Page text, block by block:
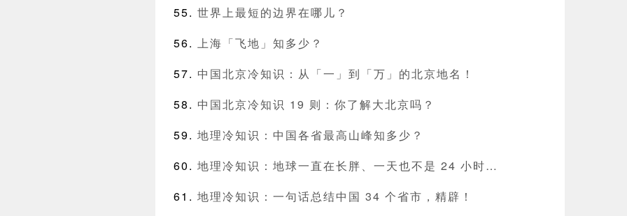
世界上最短的边界在哪儿？
上海「飞地」知多少？
中国北京冷知识：从「一」到「万」的北京地名！
中国北京冷知识 19 则：你了解大北京吗？
地理冷知识：中国各省最高山峰知多少？
地理冷知识：地球一直在长胖、一天也不是 24 小时…
地理冷知识：一句话总结中国 34 个省市，精辟！